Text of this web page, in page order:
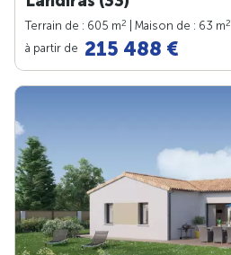
Terrain de : 605 m2 | Maison de : 63 m2
à partir de 215 488 €